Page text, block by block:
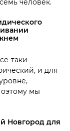
человек.
таки
и для
мы
Новгород для